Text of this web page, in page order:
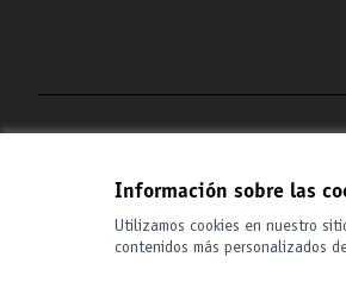
Información sobre las
Utilizamos cookies en nuestro
contenidos más personalizados